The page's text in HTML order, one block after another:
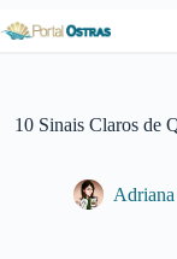
Pular
para
10 Sinais Claros de
Adriana